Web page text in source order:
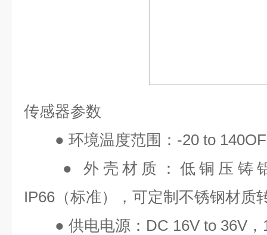
传感器参数
● 环境温度范围： -20 to
●外壳材质：低铜压铸
IP66 （标准），可定制不锈钢材质
● 供电电源： DC 16V to 36V ，